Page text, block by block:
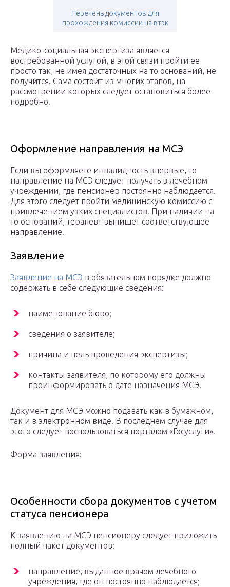
Перечень документов для
прохождения комиссии на втэк
Медико-социальная экспертиза является
востребованной услугой, в этой связи пройти ее
просто так, не имея достаточных на то оснований, не
получится. Сама состоит из многих этапов, на
рассмотрении которых следует остановиться более
подробно.
Оформление направления на МСЭ
Если вы оформляете инвалидность впервые, то
направление на МСЭ следует получать в лечебном
учреждении, где пенсионер постоянно наблюдается.
Для этого следует пройти медицинскую комиссию с
привлечением узких специалистов. При наличии на
то оснований, терапевт выпишет соответствующее
направление.
Заявление
Заявление на МСЭ в обязательном порядке должно
содержать в себе следующие сведения:
наименование бюро;
сведения о заявителе;
причина и цель проведения экспертизы;
контакты заявителя, по которому его должны
проинформировать о дате назначения МСЭ.
Документ для МСЭ можно подавать как в бумажном,
так и в электронном виде. В последнем случае для
этого следует воспользоваться порталом «Госуслуги».
Форма заявления:
Особенности сбора документов с учетом
статуса пенсионера
К заявлению на МСЭ пенсионеру следует приложить
полный пакет документов:
направление, выданное врачом лечебного
учреждения, где он постоянно наблюдается;